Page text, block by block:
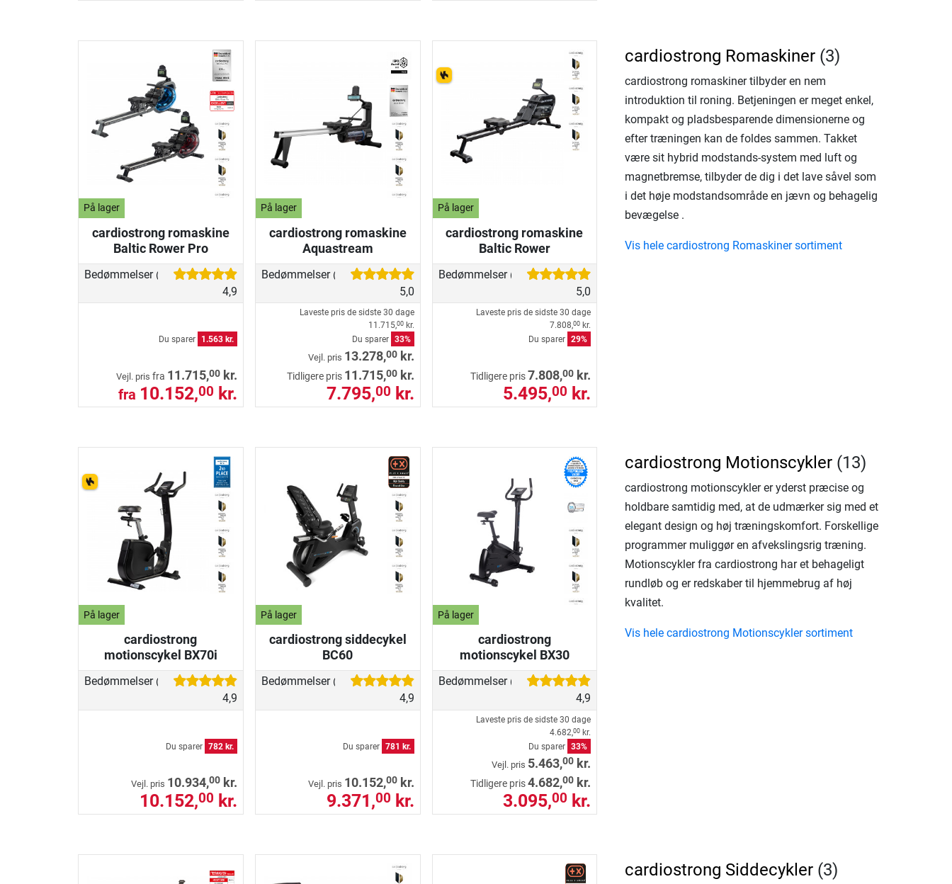
På lager
cardiostrong romaskine
Baltic Rower Pro
Bedømmelser (153)
4,9
Du sparer 1.563 kr.
Vejl. pris fra 11.715,00kr.
fra 10.152,00 kr.
På lager
cardiostrong romaskine
Aquastream
Bedømmelser (40)
5,0
Laveste pris de sidste 30 dage
11.715,00kr.
Du sparer 33%
Vejl. pris 13.278,00kr.
Tidligere pris 11.715,00kr.
7.795,00 kr.
På lager
cardiostrong romaskine
Baltic Rower
Bedømmelser (16)
5,0
Laveste pris de sidste 30 dage
7.808,00 kr.
Du sparer 29%
Tidligere pris7.808,00 kr.
5.495,00 kr.
cardiostrong Romaskiner (3)
cardiostrong romaskiner tilbyder en nem
introduktion til roning. Betjeningen er meget enkel,
kompakt og pladsbesparende dimensionerne og
efter træningen kan de foldes sammen. Takket
være sit hybrid modstands-system med luft og
magnetbremse, tilbyder de dig i det lave såvel som
i det høje modstandsområde en jævn og behagelig
bevægelse .
Vis hele cardiostrong Romaskiner sortiment
På lager
cardiostrong
motionscykel BX70i
Bedømmelser (223)
4,9
Du sparer 782 kr.
Vejl. pris 10.934,00kr.
10.152,00 kr.
På lager
cardiostrong siddecykel
BC60
Bedømmelser (45)
4,9
Du sparer 781 kr.
Vejl. pris 10.152,00kr.
9.371,00 kr.
På lager
cardiostrong
motionscykel BX30
Bedømmelser (101)
4,9
Laveste pris de sidste 30 dage
4.682,00 kr.
Du sparer 33%
Vejl. pris 5.463,00 kr.
Tidligere pris4.682,00 kr.
3.095,00 kr.
cardiostrong Motionscykler (13)
cardiostrong motionscykler er yderst præcise og
holdbare samtidig med, at de udmærker sig med et
elegant design og høj træningskomfort. Forskellige
programmer muliggør en afvekslingsrig træning.
Motionscykler fra cardiostrong har et behageligt
rundløb og er redskaber til hjemmebrug af høj
kvalitet.
Vis hele cardiostrong Motionscykler sortiment
cardiostrong Siddecykler (3)